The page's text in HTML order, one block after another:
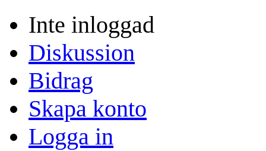
Inte inloggad
Diskussion
Bidrag
Skapa konto
Logga in